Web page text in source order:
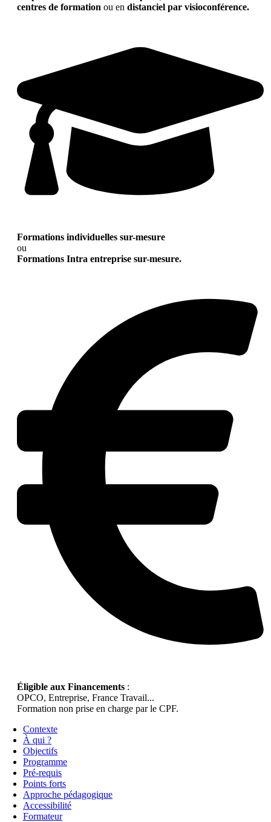
centres de formation ou en distanciel par visioconférence.
Formations individuelles sur-mesure
ou
Formations Intra entreprise sur-mesure.
Éligible aux Financements :
OPCO, Entreprise, France Travail...
Formation non prise en charge par le CPF.
Contexte
À qui ?
Objectifs
Programme
Pré-requis
Points forts
Approche pédagogique
Accessibilité
Formateur